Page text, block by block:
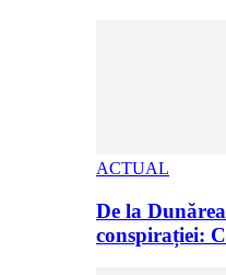
ACTUAL
De la
conspirației: